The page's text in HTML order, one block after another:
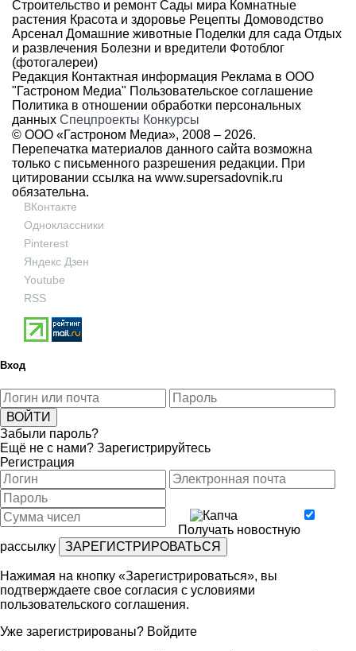
Строительство и ремонт Сады мира Комнатные
растения Красота и здоровье Рецепты Домоводство
Арсенал Домашние животные Поделки для сада Отдых
и развлечения Болезни и вредители Фотоблог
(фотогалереи)
Редакция Контактная информация Реклама в ООО
"Гастроном Медиа" Пользовательское соглашение
Политика в отношении обработки персональных
данных Спецпроекты Конкурсы
© ООО «Гастроном Медиа», 2008 – 2026.
Перепечатка материалов данного сайта возможна
только с письменного разрешения редакции. При
цитировании ссылка на www.supersadovnik.ru
обязательна.
ВКонтакте
Одноклассники
Pinterest
Яндекс Дзен
Youtube
RSS
Вход
Забыли пароль?
Ещё не с нами? Зарегистрируйтесь
Регистрация
Получать новостную
рассылку
Нажимая на кнопку «Зарегистрироваться», вы
подтверждаете свое согласия с условиями
пользовательского соглашения.
Уже зарегистрированы? Войдите